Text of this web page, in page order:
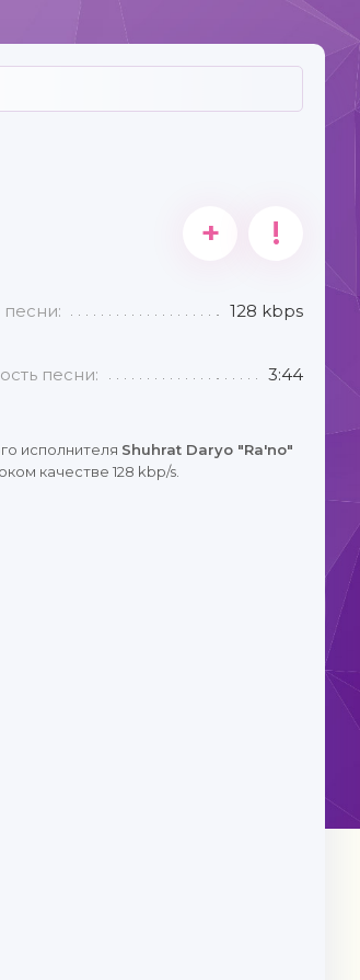
+ !
песни: 128 kbps
песни: 3:44
исполнителя Shuhrat Daryo "Ra'no"
качестве 128 kbp/s.